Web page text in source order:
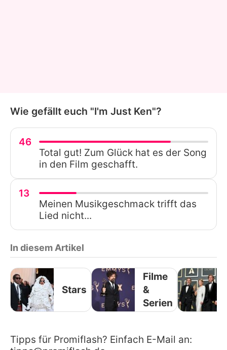
Wie gefällt euch "I'm Just Ken"?
46
Total gut! Zum Glück hat es der Song
in den Film geschafft.
13
Meinen Musikgeschmack trifft das
Lied nicht...
In diesem Artikel
Stars
Filme
&
Serien
Tipps für Promiflash? Einfach E-Mail an: